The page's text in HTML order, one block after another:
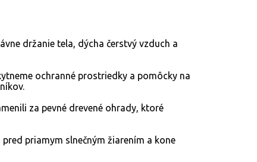
držanie tela, dýcha čerstvý vzduch a
ochranné prostriedky a pomôcky na
za pevné drevené ohrady, ktoré
priamym slnečným žiarením a kone